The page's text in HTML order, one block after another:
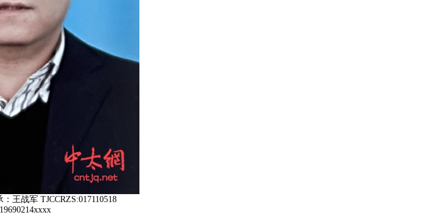
王战军 TJCCRZS:017110518